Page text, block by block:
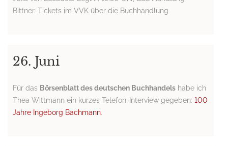
Bittner. Tickets im VVK über die Buchhandlung
26. Juni
Für das Börsenblatt des deutschen Buchhandels habe ich
Thea Wittmann ein kurzes Telefon-Interview gegeben: 100
Jahre Ingeborg Bachmann.